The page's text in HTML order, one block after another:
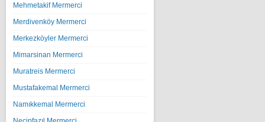
Mehmetakif Mermerci
Merdivenköy Mermerci
Merkezköyler Mermerci
Mimarsinan Mermerci
Muratreis Mermerci
Mustafakemal Mermerci
Namıkkemal Mermerci